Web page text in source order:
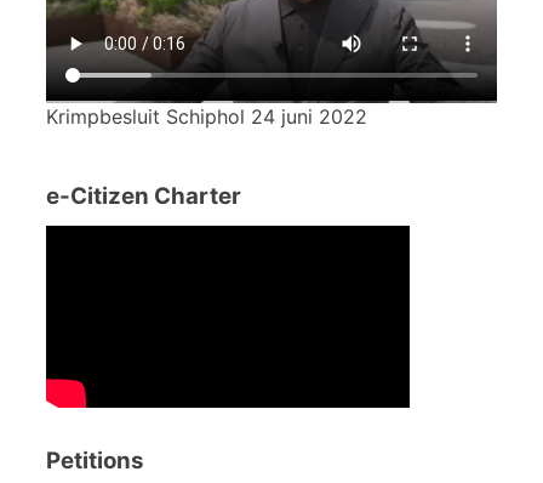
Krimpbesluit Schiphol 24 juni 2022
e-Citizen Charter
Petitions